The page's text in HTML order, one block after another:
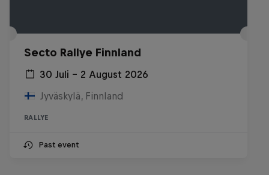
Secto Rallye Finnland
30 Juli – 2 August 2026
Jyväskylä, Finnland
RALLYE
Past event